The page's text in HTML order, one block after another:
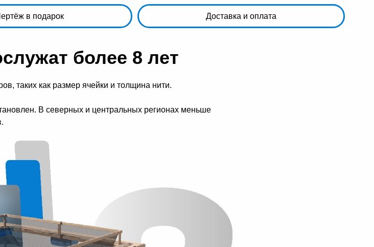
в подарок Доставка и оплата
более 8 лет
таких как размер ячейки и толщина нити.
В северных и центральных регионах меньше